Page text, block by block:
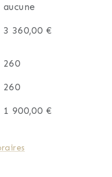
aucune
3 360,00 €
260
260
1 900,00 €